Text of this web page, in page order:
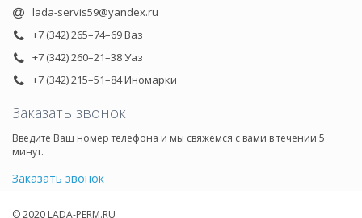
lada-servis59@yandex.ru
+7 (342) 265–74–69 Ваз
+7 (342) 260–21–38 Уаз
+7 (342) 215–51–84 Иномарки
Заказать звонок
Введите Ваш номер телефона и мы свяжемся с вами в течении 5
минут.
Заказать звонок
© 2020 LADA-PERM.RU